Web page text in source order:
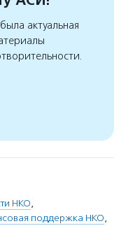
актуальная
НКО,
поддержка НКО,